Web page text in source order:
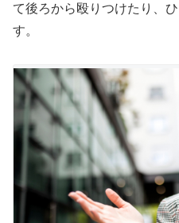
て後ろから殴りつけたり、
す。